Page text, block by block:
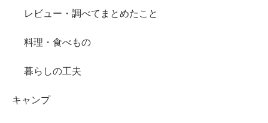
レビュー・調べてまとめたこと
料理・食べもの
暮らしの工夫
キャンプ